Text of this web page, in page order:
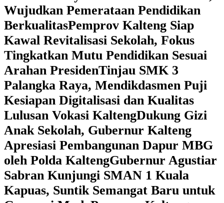
Wujudkan Pemerataan Pendidikan
Berkualitas‎Pemprov Kalteng Siap
Kawal Revitalisasi Sekolah, Fokus
Tingkatkan Mutu Pendidikan Sesuai
Arahan Presiden‎Tinjau SMK 3
Palangka Raya, Mendikdasmen Puji
Kesiapan Digitalisasi dan Kualitas
Lulusan Vokasi Kalteng‎Dukung Gizi
Anak Sekolah, Gubernur Kalteng
Apresiasi Pembangunan Dapur MBG
oleh Polda Kalteng‎Gubernur Agustiar
Sabran Kunjungi SMAN 1 Kuala
Kapuas, Suntik Semangat Baru untuk